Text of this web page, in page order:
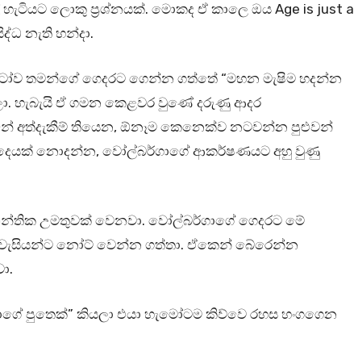
ලොකු ප්‍රශ්නයක්. මොකද ඒ කාලෙ ඔය Age is just a
නැති හන්දා.
තමන්ගේ ගෙදරට ගෙන්න ගත්තේ “මහන මැෂිම හදන්න
හැබැයි ඒ ගමන කෙළවර වුණේ දරුණු ආදර
අත්දැකීම් තියෙන, ඕනෑම කෙනෙක්ව නටවන්න පුළුවන්
නොදන්න, වෝල්බර්ගාගේ ආකර්ෂණයට අහු වුණු
උමතුවක් වෙනවා. වෝල්බර්ගාගේ ගෙදරට මේ
නෝට් වෙන්න ගත්තා. ඒකෙන් බේරෙන්න
පුතෙක්” කියලා එයා හැමෝටම කිව්වෙ රහස හංගගෙන